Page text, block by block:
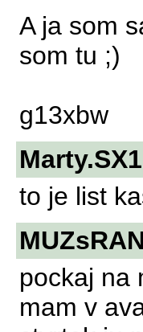
A ja som
som tu ;)
g13xbw
Marty.SX1
to je list
pockaj na
mam v